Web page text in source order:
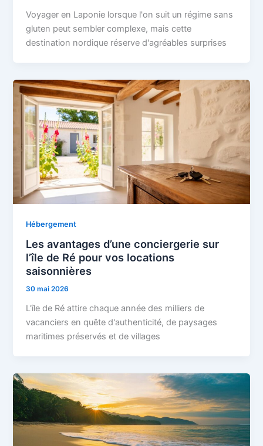
Voyager en Laponie lorsque l'on suit un régime sans
gluten peut sembler complexe, mais cette
destination nordique réserve d'agréables surprises
Hébergement
Les avantages d’une conciergerie sur
l’île de Ré pour vos locations
saisonnières
30 mai 2026
L'île de Ré attire chaque année des milliers de
vacanciers en quête d'authenticité, de paysages
maritimes préservés et de villages